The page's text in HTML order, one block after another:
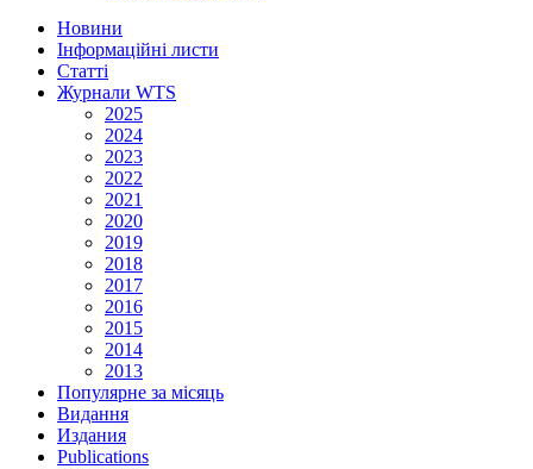
Новини
Інформаційні листи
Статті
Журнали WTS
2025
2024
2023
2022
2021
2020
2019
2018
2017
2016
2015
2014
2013
Популярне за місяць
Видання
Издания
Publications